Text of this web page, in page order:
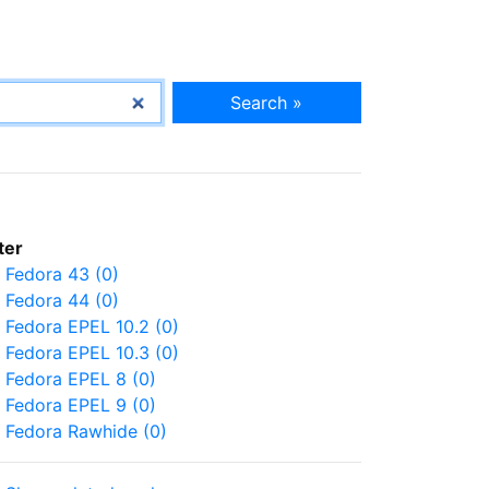
Search »
Fedora 43 (0)
Fedora 44 (0)
Fedora EPEL 10.2 (0)
Fedora EPEL 10.3 (0)
Fedora EPEL 8 (0)
Fedora EPEL 9 (0)
Fedora Rawhide (0)